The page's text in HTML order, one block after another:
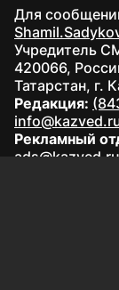
Для
Учредитель
420066,
Татарстан, г.
Редакция:
Рекламный
ads@kazved.ru